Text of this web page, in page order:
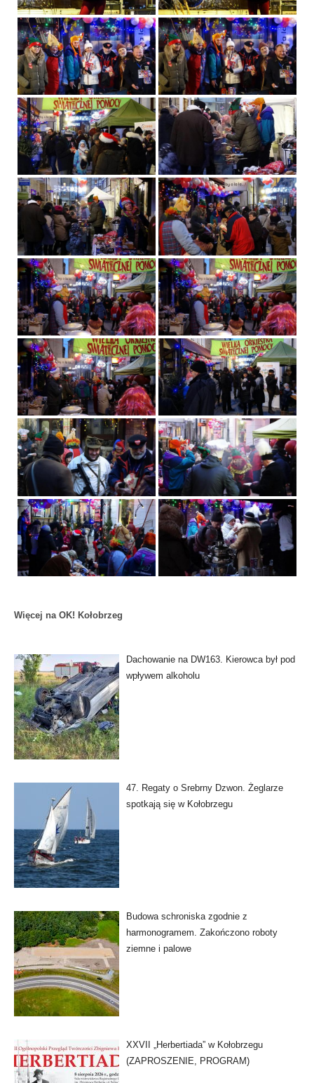
Więcej na OK! Kołobrzeg
Dachowanie na DW163. Kierowca był pod
wpływem alkoholu
47. Regaty o Srebrny Dzwon. Żeglarze
spotkają się w Kołobrzegu
Budowa schroniska zgodnie z
harmonogramem. Zakończono roboty
ziemne i palowe
XXVII „Herbertiada” w Kołobrzegu
(ZAPROSZENIE, PROGRAM)